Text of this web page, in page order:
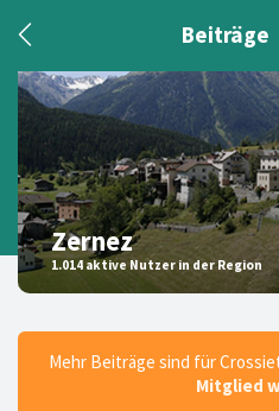
Beiträge
Zernez
1.014 aktive Nutzer in der Region
Mehr Beiträge sind für
Mitglied